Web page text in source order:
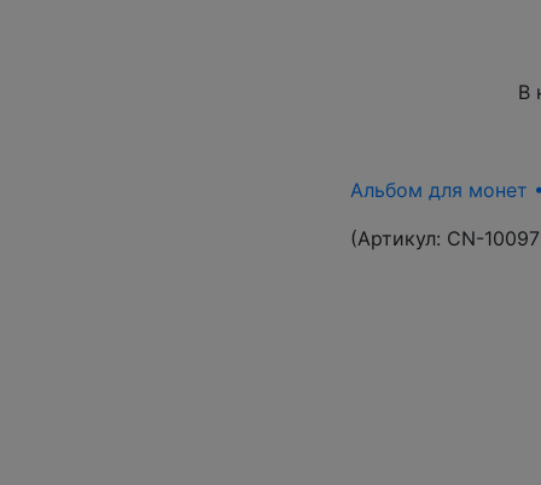
В
Альбом для монет
(Артикул: CN-